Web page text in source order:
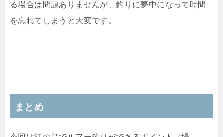
る場合は問題ありませんが、釣りに夢中になって時間
を忘れてしまうと大変です。
まとめ